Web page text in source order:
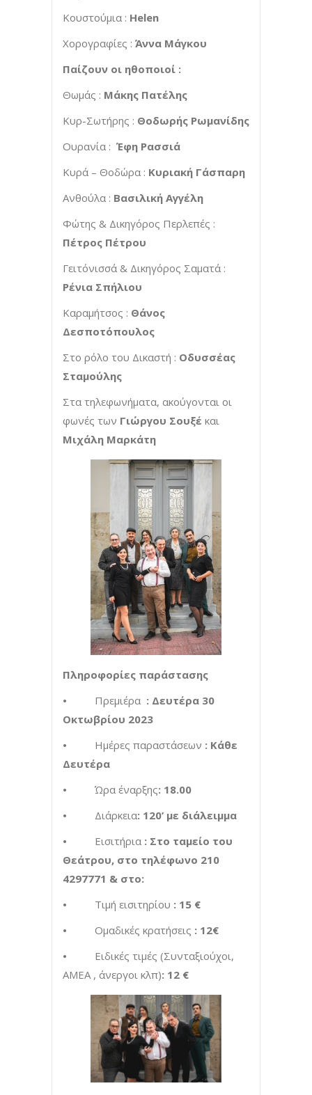
Κουστούμια : Helen
Χορογραφίες : Άννα Μάγκου
Παίζουν οι ηθοποιοί :
Θωμάς : Μάκης Πατέλης
Κυρ-Σωτήρης : Θοδωρής Ρωμανίδης
Ουρανία : Έφη Ρασσιά
Κυρά – Θοδώρα : Κυριακή Γάσπαρη
Ανθούλα : Βασιλική Αγγέλη
Φώτης & Δικηγόρος Περλεπές :
Πέτρος Πέτρου
Γειτόνισσά & Δικηγόρος Σαματά :
Ρένια Σπήλιου
Καραμήτσος : Θάνος
Δεσποτόπουλος
Στο ρόλο του Δικαστή : Οδυσσέας
Σταμούλης
Στα τηλεφωνήματα, ακούγονται οι
φωνές των Γιώργου Σουξέ και
Μιχάλη Μαρκάτη
Πληροφορίες παράστασης
• Πρεμιέρα : Δευτέρα 30
Οκτωβρίου 2023
• Ημέρες παραστάσεων : Κάθε
Δευτέρα
• Ώρα έναρξης: 18.00
• Διάρκεια: 120’ με διάλειμμα
• Εισιτήρια : Στο ταμείο του
Θεάτρου, στο τηλέφωνο 210
4297771 & στο:
• Τιμή εισιτηρίου : 15 €
• Ομαδικές κρατήσεις : 12€
• Ειδικές τιμές (Συνταξιούχοι,
AMEA , άνεργοι κλπ): 12 €